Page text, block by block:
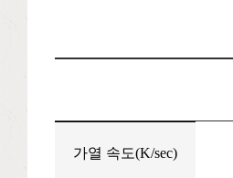
가열 속도(K/sec)